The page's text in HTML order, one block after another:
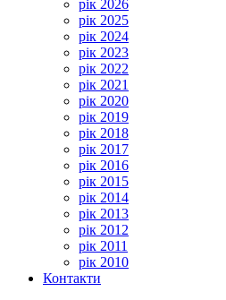
рік 2026
рік 2025
рік 2024
рік 2023
рік 2022
рік 2021
рік 2020
рік 2019
рік 2018
рік 2017
рік 2016
рік 2015
рік 2014
рік 2013
рік 2012
рік 2011
рік 2010
Контакти